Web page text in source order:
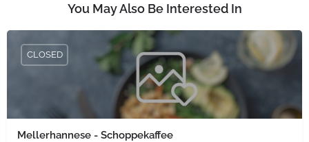
You May Also Be Interested In
Mellerhannese - Schoppekaffee
CLOSED